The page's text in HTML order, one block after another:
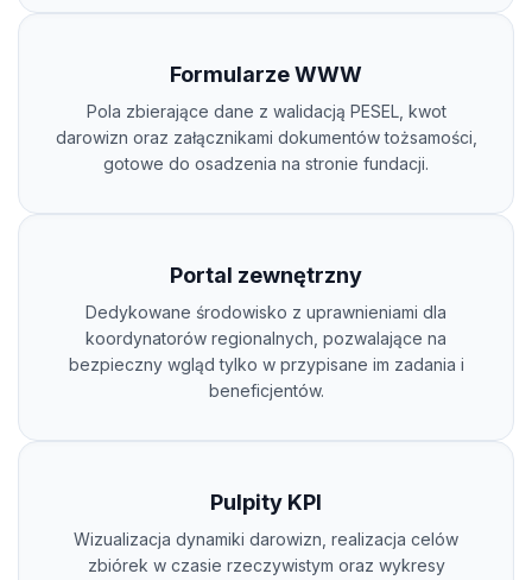
Formularze WWW
Pola zbierające dane z walidacją PESEL, kwot
darowizn oraz załącznikami dokumentów tożsamości,
gotowe do osadzenia na stronie fundacji.
Portal zewnętrzny
Dedykowane środowisko z uprawnieniami dla
koordynatorów regionalnych, pozwalające na
bezpieczny wgląd tylko w przypisane im zadania i
beneficjentów.
Pulpity KPI
Wizualizacja dynamiki darowizn, realizacja celów
zbiórek w czasie rzeczywistym oraz wykresy